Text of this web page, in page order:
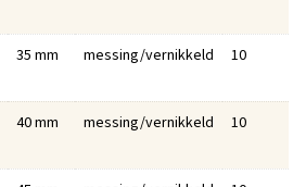
35 mm messing/vernikkeld 10
40 mm messing/vernikkeld 10